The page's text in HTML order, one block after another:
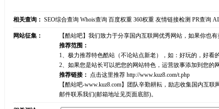
相关查询： SEO综合查询 Whois查询 百度权重 360权重 友情链接检测 PR查询
网站征集：
【酷站吧】我们致力于分享国内互联网优秀网站，如果你也
推荐范围：
1、极力推荐特色酷站（不论站点新老），如：好玩的，好
2、如果您是站长可以把您的网站特色，运营故事添加到您
推荐链接： 点击这里推荐 http://www.kuz8.com/t.php
【酷站吧-www.kuz8.com】团队辛勤耕耘，励志收集国内互
邮件联系我们(邮箱地址见页面底部)。